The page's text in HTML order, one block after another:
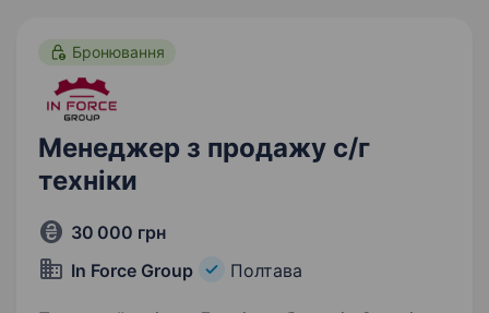
Бронювання
Менеджер з продажу с/г
техніки
30 000 грн
In Force Group
Полтава